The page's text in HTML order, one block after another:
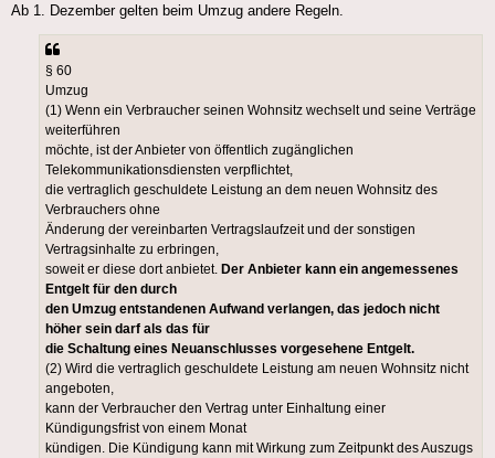
Ab 1. Dezember gelten beim Umzug andere Regeln.
§ 60
Umzug
(1) Wenn ein Verbraucher seinen Wohnsitz wechselt und seine Verträge
weiterführen
möchte, ist der Anbieter von öffentlich zugänglichen
Telekommunikationsdiensten verpflichtet,
die vertraglich geschuldete Leistung an dem neuen Wohnsitz des
Verbrauchers ohne
Änderung der vereinbarten Vertragslaufzeit und der sonstigen
Vertragsinhalte zu erbringen,
soweit er diese dort anbietet. Der Anbieter kann ein angemessenes
Entgelt für den durch
den Umzug entstandenen Aufwand verlangen, das jedoch nicht
höher sein darf als das für
die Schaltung eines Neuanschlusses vorgesehene Entgelt.
(2) Wird die vertraglich geschuldete Leistung am neuen Wohnsitz nicht
angeboten,
kann der Verbraucher den Vertrag unter Einhaltung einer
Kündigungsfrist von einem Monat
kündigen. Die Kündigung kann mit Wirkung zum Zeitpunkt des Auszugs